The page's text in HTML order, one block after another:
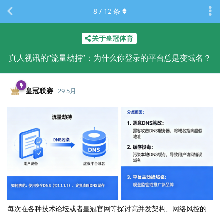
关于皇冠体育
真人视讯的“流量劫持”：为什么你登录的平台总是变域名？
8 / 12 条
皇冠联赛 29 5月
每次在各种技术论坛或者皇冠官网等探讨高并发架构、网络风控的